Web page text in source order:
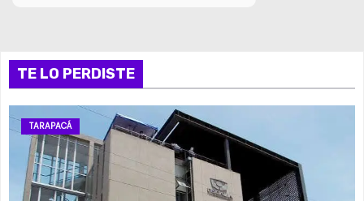
13 de agosto
Jueves
14 de agosto
Viernes 29°C 18°C
15 de agosto
Sábado 26°C 15°C
TE LO PERDISTE
TARAPACÁ